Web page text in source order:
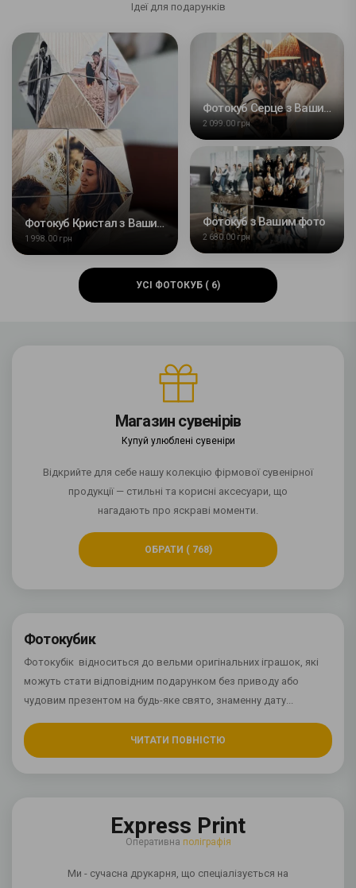
Ідеї для подарунків
Фотокуб Кристал з Вашим фото
1 998.00 грн
Фотокуб Серце з Вашим фото
2 099.00 грн
Фотокуб з Вашим фото
2 680.00 грн
УСІ ФОТОКУБ ( 6)
Магазин сувенірів
Купуй улюблені сувеніри
Відкрийте для себе нашу колекцію фірмової сувенірної
продукції — стильні та корисні аксесуари, що
нагадають про яскраві моменти.
ОБРАТИ ( 768)
Фотокубик
Фотокубік відноситься до вельми оригінальних іграшок, які
можуть стати відповідним подарунком без приводу або
чудовим презентом на будь-яке свято, знаменну дату...
ЧИТАТИ ПОВНІСТЮ
Express Print
Оперативна поліграфія
Ми - сучасна друкарня, що спеціалізується на